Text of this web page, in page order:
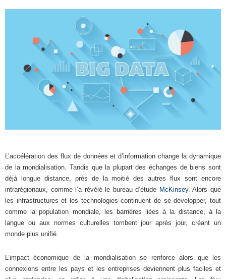
L’accélération des flux de données et d’information change la dynamique
de la mondialisation. Tandis que la plupart des échanges de biens sont
déjà longue distance, près de la moitié des autres flux sont encore
intrarégionaux, comme l’a révélé le bureau d’étude McKinsey. Alors que
les infrastructures et les technologies continuent de se développer, tout
comme la population mondiale, les barrières liées à la distance, à la
langue ou aux normes culturelles tombent jour après jour, créant un
monde plus unifié.
L’impact économique de la mondialisation se renforce alors que les
connexions entre les pays et les entreprises deviennent plus faciles et